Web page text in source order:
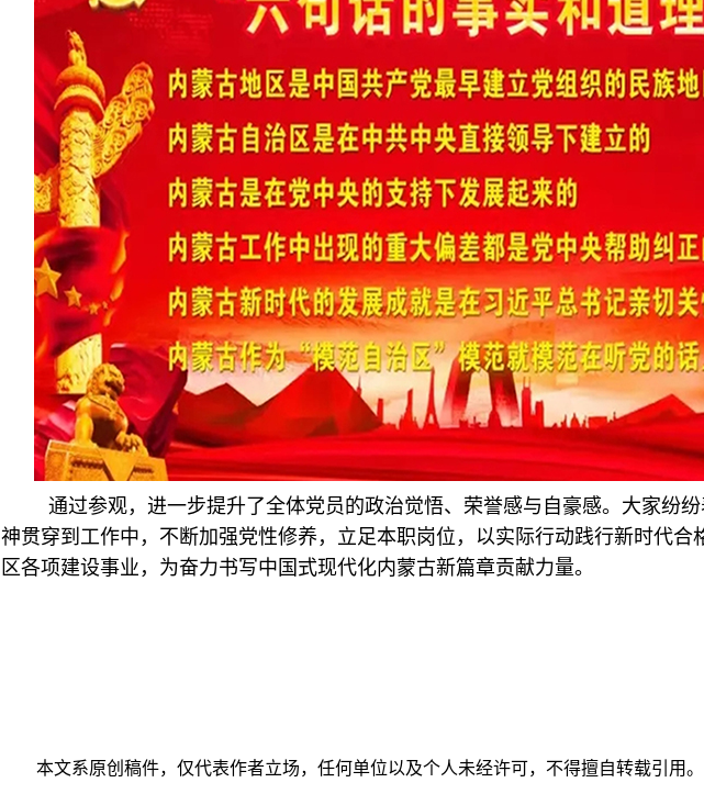
通过参观，进一步提升了全体党员的政治觉悟、荣誉感与自豪感。大家纷
神贯穿到工作中，不断加强党性修养，立足本职岗位，以实际行动践行新时代合
区各项建设事业，为奋力书写中国式现代化内蒙古新篇章贡献力量。
本文系原创稿件，仅代表作者立场，任何单位以及个人未经许可，不得擅自转载引用。